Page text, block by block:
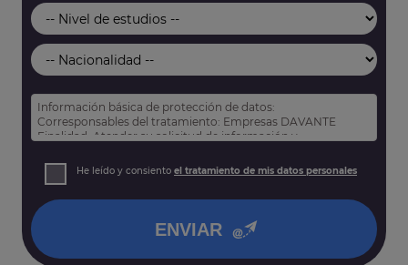
Información básica de protección de datos:
Corresponsables del tratamiento: Empresas DAVANTE
Finalidad: Atender su solicitud de información y
Derechos: Puede acceder, rectificar y suprimir sus datos,
así como otros derechos tal y como se explica en nuestra
He leído y consiento el tratamiento de mis datos personales
ENVIAR